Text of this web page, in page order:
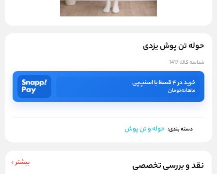
حوله تن پوش یزدی
شناسه کالا: 1417
خرید در ۴ قسط با اسنپ‌پی
ماهانهتومان
دسته بندی: حوله و تن پوش
نقد و بررسی تخصصی بیشتر